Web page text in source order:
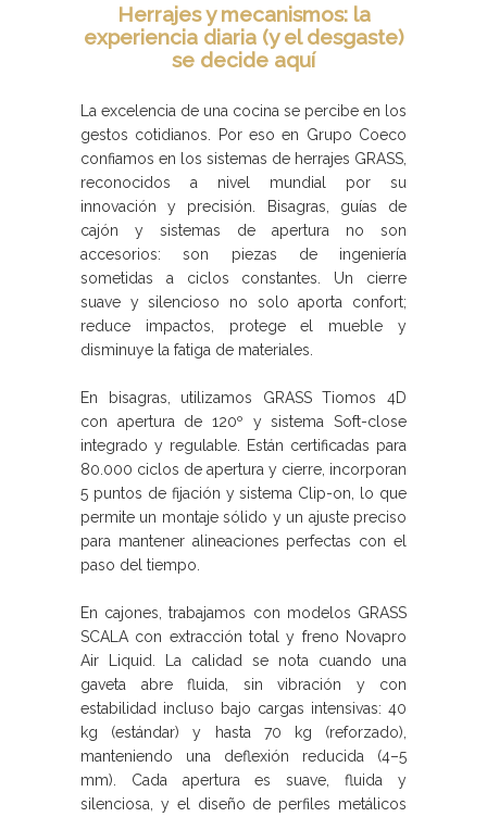
Herrajes y mecanismos: la
experiencia diaria (y el desgaste)
se decide aquí
La excelencia de una cocina se percibe en los
gestos cotidianos. Por eso en Grupo Coeco
confiamos en los sistemas de herrajes GRASS,
reconocidos a nivel mundial por su
innovación y precisión. Bisagras, guías de
cajón y sistemas de apertura no son
accesorios: son piezas de ingeniería
sometidas a ciclos constantes. Un cierre
suave y silencioso no solo aporta confort;
reduce impactos, protege el mueble y
disminuye la fatiga de materiales.
En bisagras, utilizamos GRASS Tiomos 4D
con apertura de 120º y sistema Soft-close
integrado y regulable. Están certificadas para
80.000 ciclos de apertura y cierre, incorporan
5 puntos de fijación y sistema Clip-on, lo que
permite un montaje sólido y un ajuste preciso
para mantener alineaciones perfectas con el
paso del tiempo.
En cajones, trabajamos con modelos GRASS
SCALA con extracción total y freno Novapro
Air Liquid. La calidad se nota cuando una
gaveta abre fluida, sin vibración y con
estabilidad incluso bajo cargas intensivas: 40
kg (estándar) y hasta 70 kg (reforzado),
manteniendo una deflexión reducida (4–5
mm). Cada apertura es suave, fluida y
silenciosa, y el diseño de perfiles metálicos